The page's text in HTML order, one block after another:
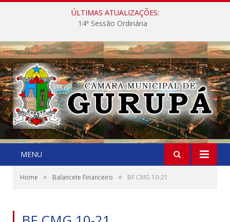
ÚLTIMAS ATUALIZAÇÕES:
14ª Sessão Ordinária
MENU
Home » Balancete Financeiro » BF CMG 10-21